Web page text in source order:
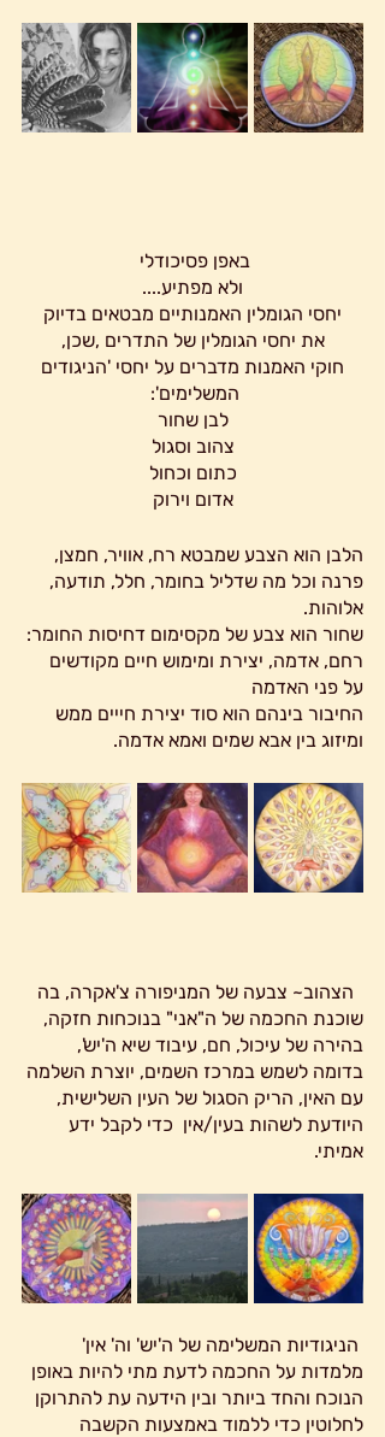
באפן פסיכודלי
ולא מפתיע....
את יחסי הגומלין של התדרים ,שכן,
חוקי האמנות מדברים על יחסי 'הניגודים
המשלימים':
לבן שחור
צהוב וסגול
כתום וכחול
אדום וירוק
הלבן הוא הצבע שמבטא רח, אוויר, חמצן,
פרנה וכל מה שדליל בחומר, חלל, תודעה,
אלוהות.
שחור הוא צבע של מקסימום דחיסות החומר:
רחם, אדמה, יצירת ומימוש חיים מקודשים
על פני האדמה
החיבור בינהם הוא סוד יצירת חייים ממש
ומיזוג בין אבא שמים ואמא אדמה.
  הצהוב~ צבעה של המניפורה צ'אקרה, בה
שוכנת החכמה של ה"אני" בנוכחות חזקה,
בהירה של עיכול, חם, עיבוד שיא ה'יש',
בדומה לשמש במרכז השמים, יוצרת השלמה
עם האין, הריק הסגול של העין השלישית,
היודעת לשהות בעין/אין  כדי לקבל ידע
אמיתי.
הניגודיות המשלימה של ה'יש' וה' אין'
מלמדות על החכמה לדעת מתי להיות באופן
הנוכח והחד ביותר ובין הידעה עת להתרוקן
לחלוטין כדי ללמוד באמצעות הקשבה